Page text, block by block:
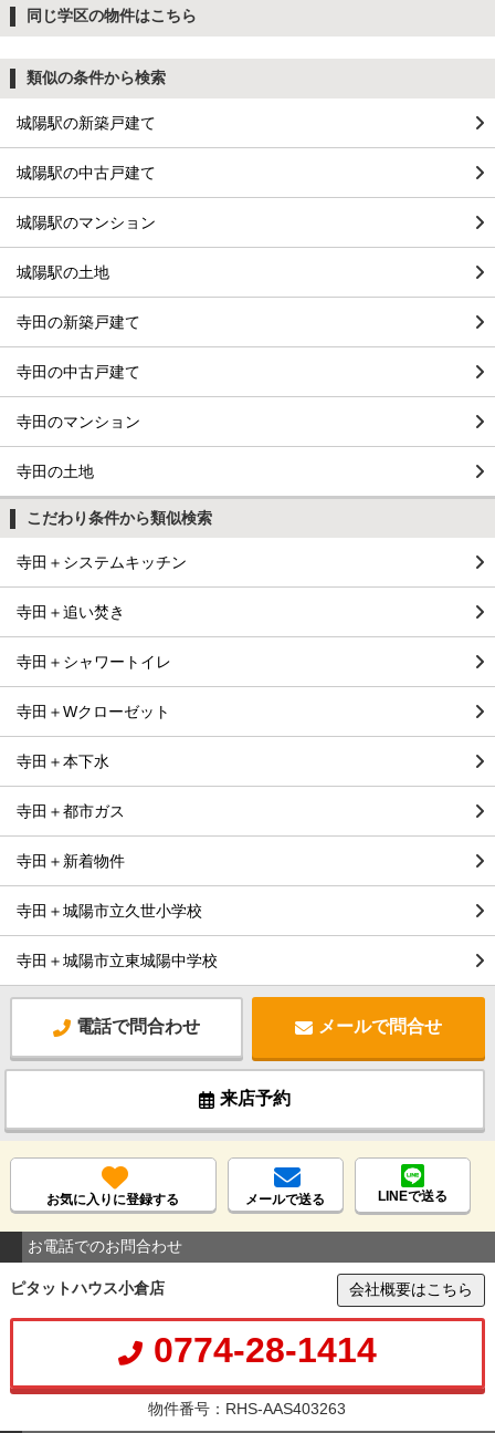
同じ学区の物件はこちら
類似の条件から検索
城陽駅の新築戸建て
城陽駅の中古戸建て
城陽駅のマンション
城陽駅の土地
寺田の新築戸建て
寺田の中古戸建て
寺田のマンション
寺田の土地
こだわり条件から類似検索
寺田＋システムキッチン
寺田＋追い焚き
寺田＋シャワートイレ
寺田＋Wクローゼット
寺田＋本下水
寺田＋都市ガス
寺田＋新着物件
寺田＋城陽市立久世小学校
寺田＋城陽市立東城陽中学校
電話で問合わせ メールで問合せ
来店予約
お気に入りに登録する メールで送る LINEで送る
お電話でのお問合わせ
ピタットハウス小倉店 会社概要はこちら
0774-28-1414
物件番号：RHS-AAS403263